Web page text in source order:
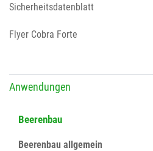
Sicherheitsdatenblatt
Flyer Cobra Forte
Anwendungen
Beerenbau
Beerenbau allgemein